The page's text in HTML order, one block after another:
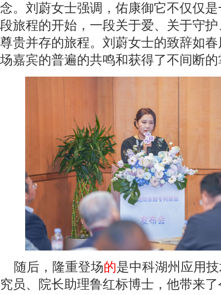
念。刘蔚女士强调，佑康御它不仅仅
段旅程的开始，一段关于爱、关于守
尊贵并存的旅程。刘蔚女士的致辞如
场嘉宾的普遍的共鸣和获得了不间断
随后，隆重登场的是中科湖州应用
究员、院长助理鲁红标博士，他带来